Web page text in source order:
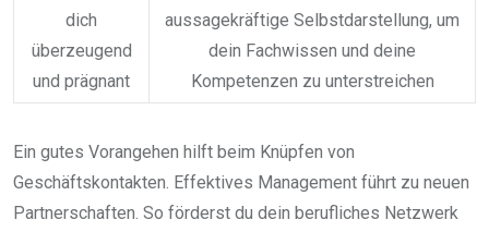
dich
überzeugend
und prägnant
aussagekräftige Selbstdarstellung, um
dein Fachwissen und deine
Kompetenzen zu unterstreichen
Ein gutes Vorangehen hilft beim Knüpfen von
Geschäftskontakten. Effektives Management führt zu neuen
Partnerschaften. So förderst du dein berufliches Netzwerk